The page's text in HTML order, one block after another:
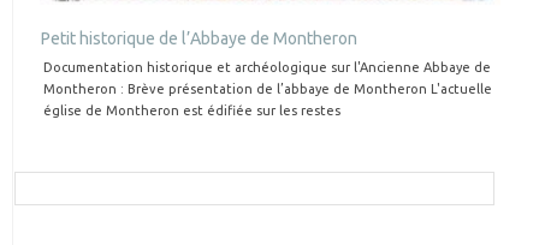
Petit historique de l’Abbaye de Montheron
Documentation historique et archéologique sur l'Ancienne Abbaye de
Montheron : Brève présentation de l’abbaye de Montheron L'actuelle
église de Montheron est édifiée sur les restes